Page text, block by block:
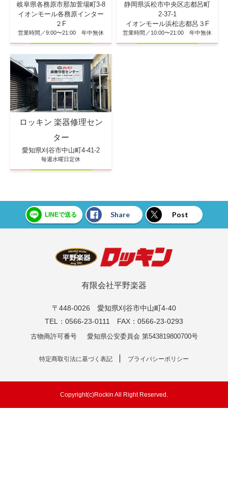
岐阜県各務原市那加萱場町3-8
イオンモール各務原インター
２F
営業時間／9:00〜21:00 年中無休
静岡県浜松市中央区志都呂町
2-37-1
イオンモール浜松志都呂３F
営業時間／10:00〜21:00 年中無休
ロッキン 楽器修理セン
ター
愛知県刈谷市中山町4-41-2
毎週水曜日定休
LINEで送る Share Post
有限会社平野楽器
〒448-0026 愛知県刈谷市中山町4-40
TEL：0566-23-0111 FAX：0566-23-0293
古物商許可番号 愛知県公安委員会 第543819800700号
特定商取引法に基づく表記 プライバシーポリシー
Copyright(c)Rockin All Right Reserved.